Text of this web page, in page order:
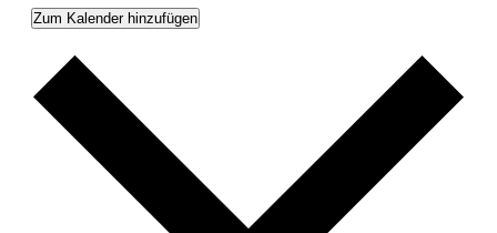
Zum Kalender hinzufügen